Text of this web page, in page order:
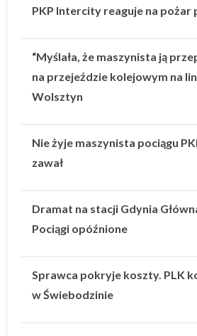
PKP Intercity reaguje na pożar
“Myślała, że maszynista ją
na przejeździe kolejowym na
Wolsztyn
Nie żyje maszynista pociągu
zawał
Dramat na stacji Gdynia
Pociągi opóźnione
Sprawca pokryje koszty. PLK
w Świebodzinie